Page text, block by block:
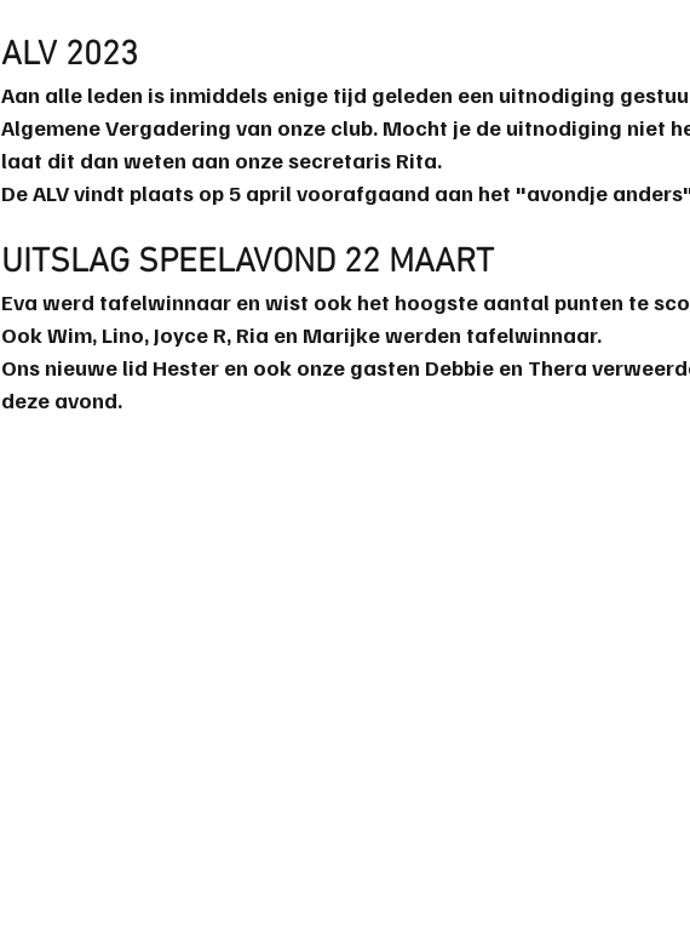
ALV 2023
Aan alle leden is inmiddels enige tijd geleden een uitnodiging
Algemene Vergadering van onze club. Mocht je de uitnodiging niet
laat dit dan weten aan onze secretaris Rita.
De ALV vindt plaats op 5 april voorafgaand aan het "avondje
UITSLAG SPEELAVOND 22 MAART
Eva werd tafelwinnaar en wist ook het hoogste aantal punten te
Ook Wim, Lino, Joyce R, Ria en Marijke werden tafelwinnaar.
Ons nieuwe lid Hester en ook onze gasten Debbie en Thera
deze avond.